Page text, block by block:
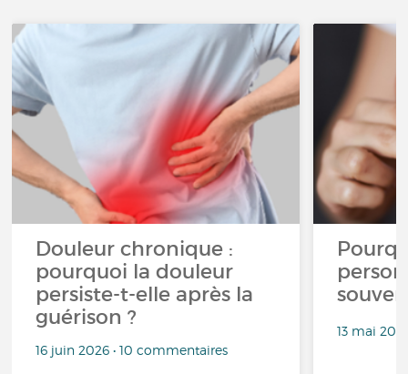
Douleur chronique :
pourquoi la douleur
persiste-t-elle après la
guérison ?
16 juin 2026 • 10 commentaires
13 mai